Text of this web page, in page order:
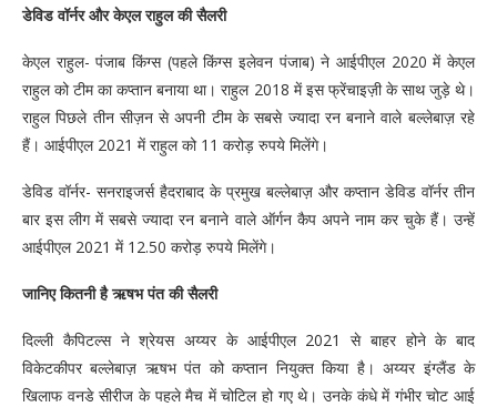
डेविड वॉर्नर और केएल राहुल की सैलरी
केएल राहुल- पंजाब किंग्स (पहले किंग्स इलेवन पंजाब) ने आईपीएल 2020 में केएल
राहुल को टीम का कप्तान बनाया था। राहुल 2018 में इस फ्रेंचाइज़ी के साथ जुड़े थे।
राहुल पिछले तीन सीज़न से अपनी टीम के सबसे ज्यादा रन बनाने वाले बल्लेबाज़ रहे
हैं। आईपीएल 2021 में राहुल को 11 करोड़ रुपये मिलेंगे।
डेविड वॉर्नर- सनराइजर्स हैदराबाद के प्रमुख बल्लेबाज़ और कप्तान डेविड वॉर्नर तीन
बार इस लीग में सबसे ज्यादा रन बनाने वाले ऑर्गन कैप अपने नाम कर चुके हैं। उन्हें
आईपीएल 2021 में 12.50 करोड़ रुपये मिलेंगे।
जानिए कितनी है ऋषभ पंत की सैलरी
दिल्ली कैपिटल्स ने श्रेयस अय्यर के आईपीएल 2021 से बाहर होने के बाद
विकेटकीपर बल्लेबाज़ ऋषभ पंत को कप्तान नियुक्त किया है। अय्यर इंग्लैंड के
खिलाफ वनडे सीरीज के पहले मैच में चोटिल हो गए थे। उनके कंधे में गंभीर चोट आई